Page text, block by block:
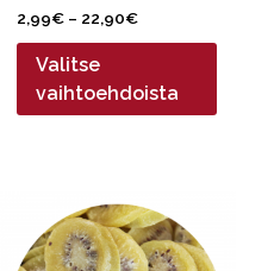
2,99€ – 22,90€Hintaluokka:
2,99€
22,90€
Valitse
vaihtoehdoista
tuotteella